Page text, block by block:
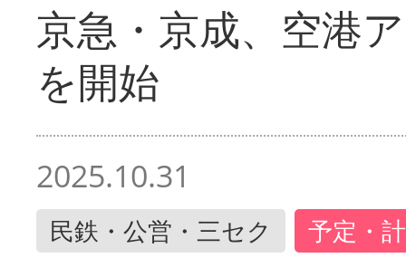
京急・京成、空港
を開始
2025.10.31
民鉄・公営・三セク 予定・